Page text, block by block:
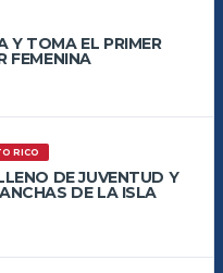
Y TOMA EL PRIMER
FEMENINA
RICO
DE JUVENTUD Y
DE LA ISLA